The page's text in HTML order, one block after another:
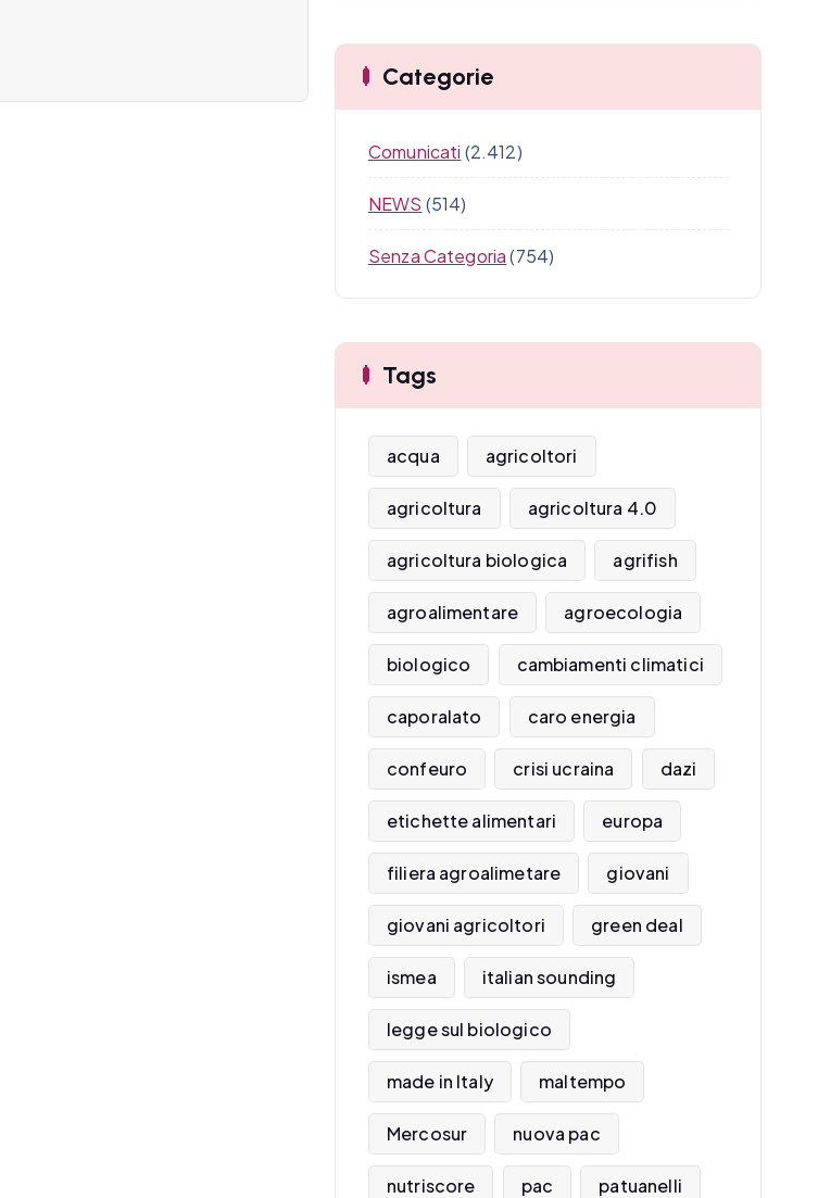
Categorie
Comunicati (2.412)
NEWS (514)
Senza Categoria(754)
Tags
acqua agricoltori
agricoltura agricoltura 4.0
agricoltura biologica agrifish
agroalimentare agroecologia
biologico cambiamenti climatici
caporalato caro energia
confeuro crisi ucraina dazi
etichette alimentari europa
filiera agroalimetare giovani
giovani agricoltori green deal
ismea italian sounding
legge sul biologico
made in Italy maltempo
Mercosur nuova pac
nutriscore pac patuanelli